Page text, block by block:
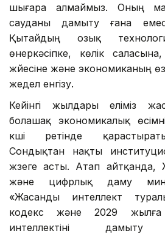
шығара алмаймыз. Оның
сауданы дамыту ғана
Қытайдың озық
өнеркәсіпке, көлік
жүйесіне және экономиканың
жедел енгізу.
Кейінгі жылдары еліміз
болашақ экономикалық
күші ретінде
Сондықтан нақты
жүзеге асты. Атап айтқанда,
және цифрлық даму
«Жасанды интеллект
кодекс және 2029 жылға
интеллектіні дамыту